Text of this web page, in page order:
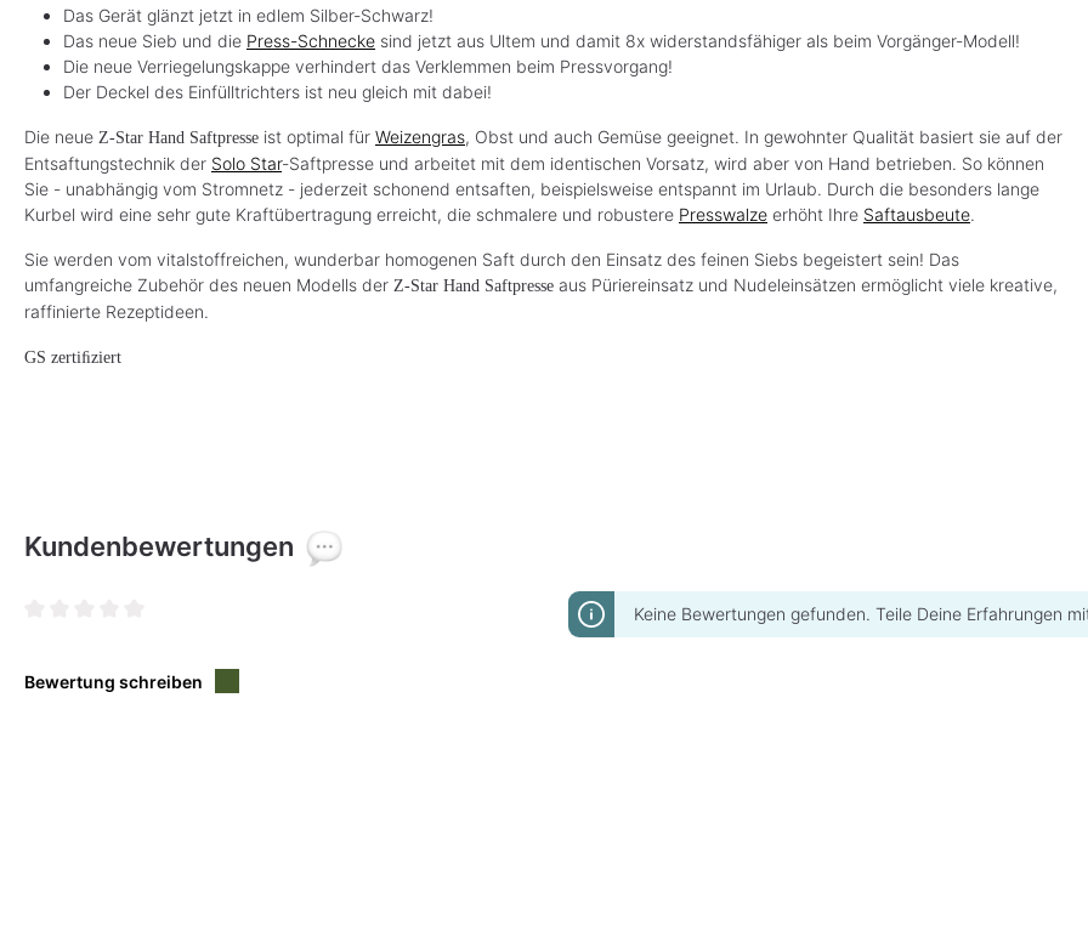
Das Gerät glänzt jetzt in edlem Silber-Schwarz!
Das neue Sieb und die Press-Schnecke sind jetzt aus Ultem und damit 8x widerstandsfähiger als beim Vorgänger-Modell!
Die neue Verriegelungskappe verhindert das Verklemmen beim Pressvorgang!
Der Deckel des Einfülltrichters ist neu gleich mit dabei!
Die neue Z-Star Hand Saftpresse ist optimal für Weizengras, Obst und auch Gemüse geeignet. In gewohnter Qualität basiert sie auf der
Entsaftungstechnik der Solo Star-Saftpresse und arbeitet mit dem identischen Vorsatz, wird aber von Hand betrieben. So können
Sie - unabhängig vom Stromnetz - jederzeit schonend entsaften, beispielsweise entspannt im Urlaub. Durch die besonders lange
Kurbel wird eine sehr gute Kraftübertragung erreicht, die schmalere und robustere Presswalze erhöht Ihre Saftausbeute.
Sie werden vom vitalstoffreichen, wunderbar homogenen Saft durch den Einsatz des feinen Siebs begeistert sein! Das
umfangreiche Zubehör des neuen Modells der Z-Star Hand Saftpresse aus Püriereinsatz und Nudeleinsätzen ermöglicht viele kreative,
raffinierte Rezeptideen.
GS zertiﬁziert
Kundenbewertungen
Bewertung schreiben
Keine Bewertungen gefunden. Teile Deine Erfahrungen